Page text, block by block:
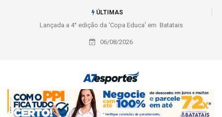
ÚLTIMAS
Liga 2026: Equipes rompem com a LABE na Série Ouro e entidade define
a 2° fase, times e formato
06/08/2026